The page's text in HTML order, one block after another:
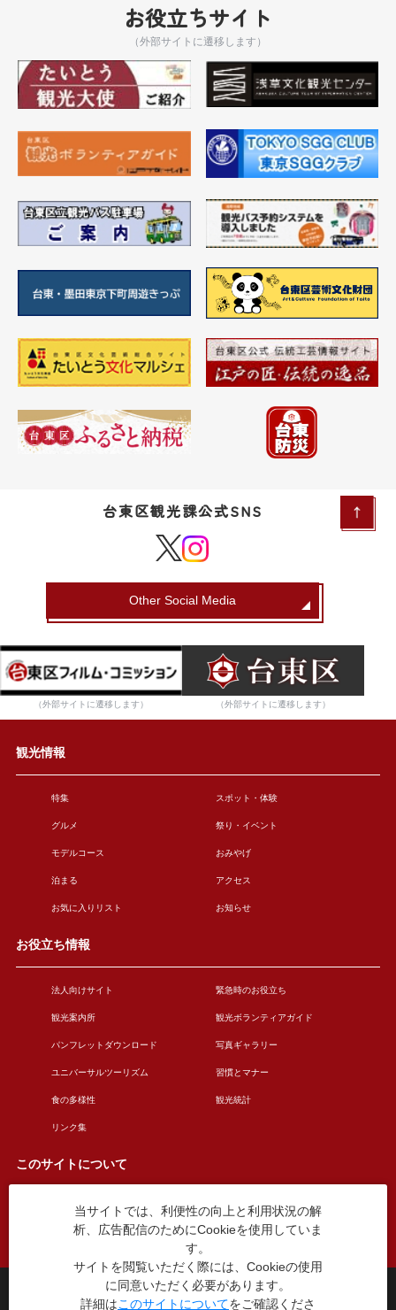
お役立ちサイト
（外部サイトに遷移します）
台東区観光課公式SNS
Other Social Media
（外部サイトに遷移します） （外部サイトに遷移します）
観光情報
特集 スポット・体験
グルメ 祭り・イベント
モデルコース おみやげ
泊まる アクセス
お気に入りリスト お知らせ
お役立ち情報
法人向けサイト 緊急時のお役立ち
観光案内所 観光ボランティアガイド
パンフレットダウンロード 写真ギャラリー
ユニバーサルツーリズム 習慣とマナー
食の多様性 観光統計
リンク集
このサイトについて
このサイトについて 広告掲載について
お問い合わせ
台東区役所観光課
〒110-8615 東京都台東区東上野4丁目5番6号
当サイトでは、利便性の向上と利用状況の解
析、広告配信のためにCookieを使用していま
す。
サイトを閲覧いただく際には、Cookieの使用
に同意いただく必要があります。
詳細はこのサイトについてをご確認くださ